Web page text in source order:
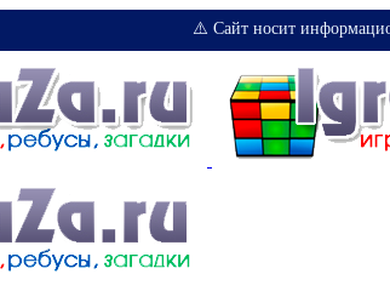
⚠️ Сайт носит